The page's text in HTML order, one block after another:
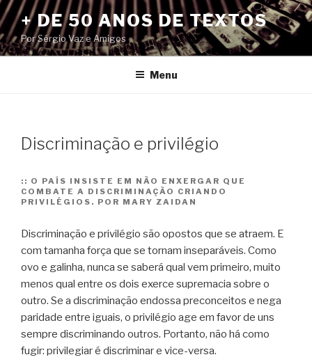
Pular
para
o
conteúdo
+ DE 50 ANOS DE TEXTOS
Por Sérgio Vaz e Amigos
Menu
Discriminação e privilégio
:: O PAÍS INSISTE EM NÃO ENXERGAR QUE
COMBATE A DISCRIMINAÇÃO CRIANDO
PRIVILÉGIOS. POR MARY ZAIDAN
Discriminação e privilégio são opostos que se atraem. E
com tamanha força que se tornam inseparáveis. Como
ovo e galinha, nunca se saberá qual vem primeiro, muito
menos qual entre os dois exerce supremacia sobre o
outro. Se a discriminação endossa preconceitos e nega
paridade entre iguais, o privilégio age em favor de uns
sempre discriminando outros. Portanto, não há como
fugir: privilegiar é discriminar e vice-versa.